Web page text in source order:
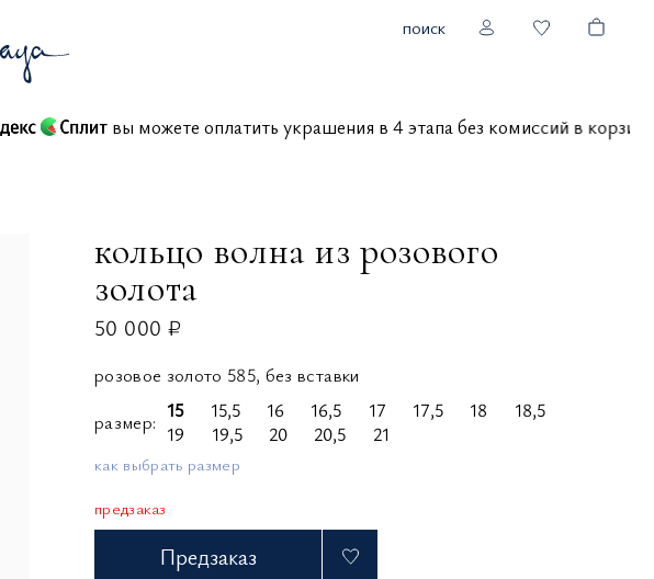
поиск
вы можете оплатить украшения в 4 этапа без комиссий в
кольцо волна из розового
золота
50 000 ₽
розовое золото 585, без вставки
размер
15 15,5 16 16,5 17 17,5 18
18,5
19
19,5 20 20,5 21
как выбрать размер
предзаказ
Предзаказ